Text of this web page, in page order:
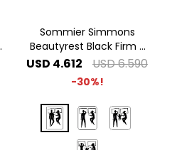
Sommier Simmons
Beautyrest Black Firm -
1.40 x 1.90 2 Plazas
USD 4.612 USD6.590
30